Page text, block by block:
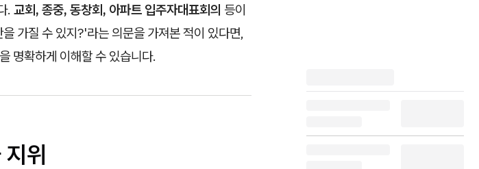
. 교회, 종중, 동창회, 아파트 입주자대표회의 등이
가질 수 있지?'라는 의문을 가져본 적이 있다면,
명확하게 이해할 수 있습니다.
위